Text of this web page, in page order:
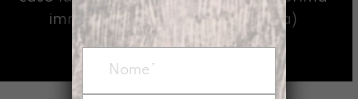
immagine che ti ha emozionata)